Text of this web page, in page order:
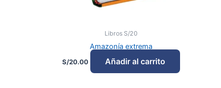
Libros S/20
Amazonía extrema
S/20.00 Añadir al carrito